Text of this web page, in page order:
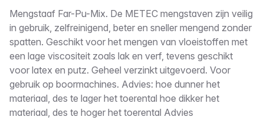
Omschrijving
Mengstaaf Far-Pu-Mix. De METEC mengstaven zijn veilig
in gebruik, zelfreinigend, beter en sneller mengend zonder
spatten. Geschikt voor het mengen van vloeistoffen met
een lage viscositeit zoals lak en verf, tevens geschikt
voor latex en putz. Geheel verzinkt uitgevoerd. Voor
gebruik op boormachines. Advies: hoe dunner het
materiaal, des te lager het toerental hoe dikker het
materiaal, des te hoger het toerental Advies